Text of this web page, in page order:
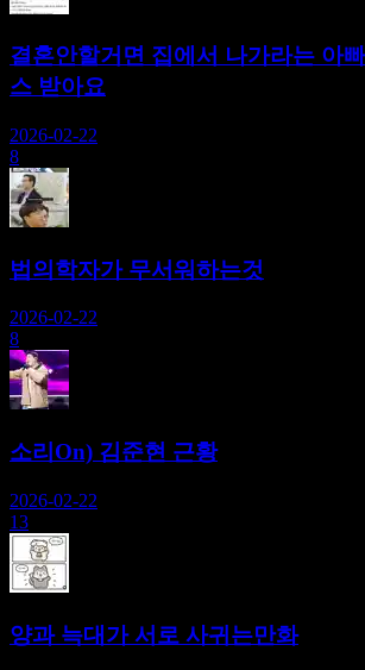
결혼안할거면 집에서 나가라는 아
스 받아요
2026-02-22
8
법의학자가 무서워하는것
2026-02-22
8
소리On) 김준현 근황
2026-02-22
13
양과 늑대가 서로 사귀는만화